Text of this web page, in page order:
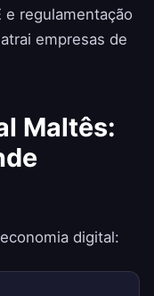
e regulamentação
empresas de
Maltês:
digital: